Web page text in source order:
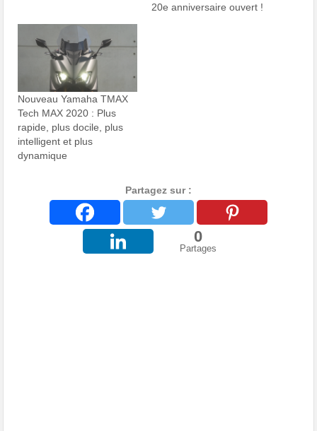
20e anniversaire ouvert !
Nouveau Yamaha TMAX
Tech MAX 2020 : Plus
rapide, plus docile, plus
intelligent et plus
dynamique
Partagez sur :
0
Partages